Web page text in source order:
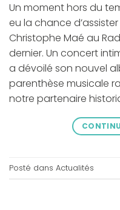
Un moment hors du
eu la chance
Christophe Maé au
dernier. Un concert
a dévoilé son nouvel
parenthèse musicale
notre partenaire
Posté dans Actualités